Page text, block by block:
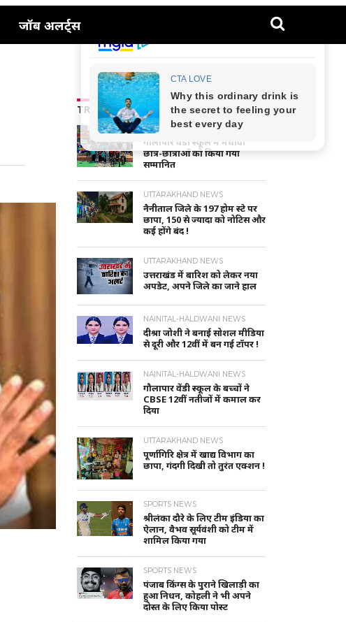
जॉब अलर्ट्स
TRENDING NEWS
NAINITAL-HALDWANI NEWS
गौलापार वैंडी स्कूल में मेधावी
छात्र-छात्राओं को किया गया
सम्मानित
UTTARAKHAND NEWS
नैनीताल जिले के 197 होम स्टे पर
छापा, 150 से ज्यादा को नोटिस और
कई होंगे बंद !
UTTARAKHAND NEWS
उत्तराखंड में बारिश को लेकर नया
अपडेट, अपने जिले का जाने हाल
NAINITAL-HALDWANI NEWS
दीश्रा जोशी ने बनाई सोशल मीडिया
से दूरी और 12वीं में बन गई टॉपर !
NAINITAL-HALDWANI NEWS
गौलापार वेंडी स्कूल के बच्चों ने
CBSE 12वीं नतीजों में कमाल कर
दिया
UTTARAKHAND NEWS
पूर्णागिरि क्षेत्र में खाद्य विभाग का
छापा, गंदगी दिखी तो तुरंत एक्शन !
SPORTS NEWS
श्रीलंका दौरे के लिए टीम इंडिया का
ऐलान, वैभव सूर्यवंशी को टीम में
शामिल किया गया
SPORTS NEWS
पंजाब किंग्स के पुराने खिलाड़ी का
हुआ निधन, कोहली ने भी अपने
दोस्त के लिए किया पोस्ट